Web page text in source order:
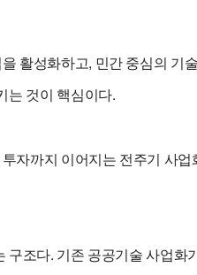
활성화하고, 민간 중심의
는 것이 핵심이다.
자까지 이어지는 전주기 사
조다. 기존 공공기술 사업